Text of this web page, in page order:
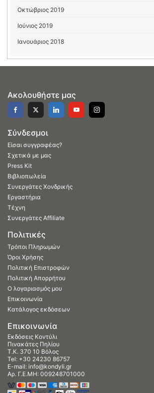
Οκτώβριος 2019
Ιούνιος 2019
Ιανουάριος 2018
Ακολουθήστε μας
Σύνδεσμοι
Είσαι συγγραφέας?
Σχετικά με μας
Press Kit
Βιβλιοπωλεία
Συνεργάτες Χονδρικής
Εργαστήρια
Τέχνη
Συνεργάτες Affiliate
Πολιτικές
Τρόποι Πληρωμών
Όροι Χρήσης
Πολιτική Επιστροφών
Πολιτική Απορρήτου
Ο λογαριασμός μου
Επικοινωνία
Κατάλογος εκδόσεων
Επικοινωνία
Εκδόσεις Κοντύλι
Πινακάτες Πηλίου
Τ.Κ. 370 10 Βόλος
Tel: +30 24230 86757
E-mail: info@kondyli.gr
Αρ. Γ.Ε.ΜΗ: 009248701000